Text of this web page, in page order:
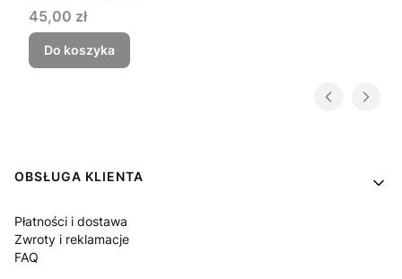
Cena
45,00 zł
Do koszyka
Linki w stopce
OBSŁUGA KLIENTA
Płatności i dostawa
Zwroty i reklamacje
FAQ